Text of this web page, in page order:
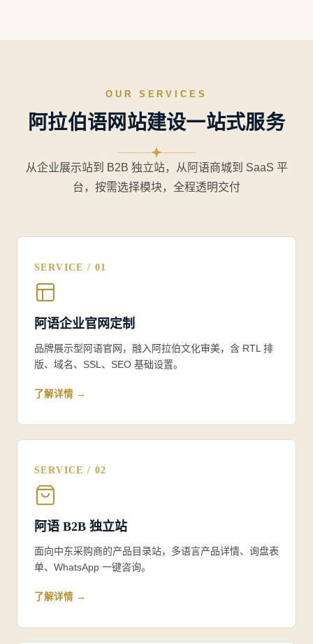
OUR SERVICES
阿拉伯语网站建设一站式服务
从企业展示站到 B2B 独立站，从阿语商城到 SaaS 平
台，按需选择模块，全程透明交付
SERVICE / 01
阿语企业官网定制
品牌展示型阿语官网，融入阿拉伯文化审美，含 RTL 排
版、域名、SSL、SEO 基础设置。
了解详情 →
SERVICE / 02
阿语 B2B 独立站
面向中东采购商的产品目录站，多语言产品详情、询盘表
单、WhatsApp 一键咨询。
了解详情 →